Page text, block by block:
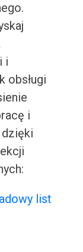
i
obsługi
i
list